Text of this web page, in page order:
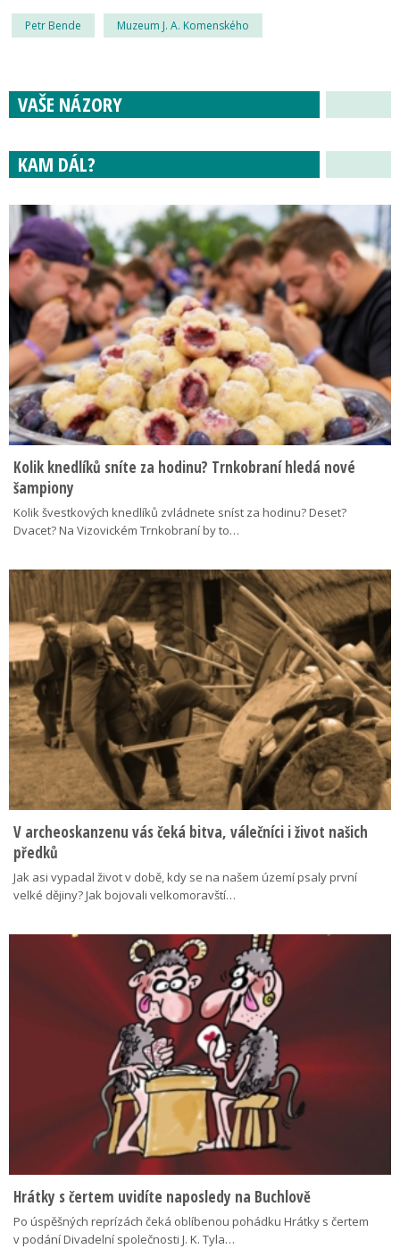
Petr Bende Muzeum J. A. Komenského
VAŠE NÁZORY
KAM DÁL?
Kolik knedlíků sníte za hodinu? Trnkobraní hledá nové
šampiony
Kolik švestkových knedlíků zvládnete sníst za hodinu? Deset?
Dvacet? Na Vizovickém Trnkobraní by to…
V archeoskanzenu vás čeká bitva, válečníci i život našich
předků
Jak asi vypadal život v době, kdy se na našem území psaly první
velké dějiny? Jak bojovali velkomoravští…
Hrátky s čertem uvidíte naposledy na Buchlově
Po úspěšných reprízách čeká oblíbenou pohádku Hrátky s čertem
v podání Divadelní společnosti J. K. Tyla…